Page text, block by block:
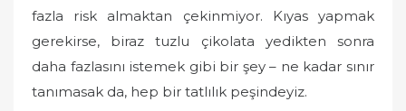
fazla risk almaktan çekinmiyor. Kıyas yapmak
gerekirse, biraz tuzlu çikolata yedikten sonra
daha fazlasını istemek gibi bir şey – ne kadar sınır
tanımasak da, hep bir tatlılık peşindeyiz.